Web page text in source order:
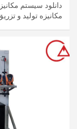
دانلود سیستم
مکانیزه تولید و